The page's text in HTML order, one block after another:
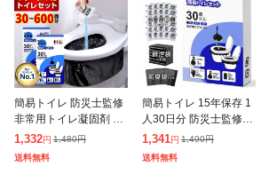
簡易トイレ 防災士監修
非常用トイレ凝固剤 15
年保存 1人30日分 防災
士監修 防災グッズ 除菌
消臭 携帯トイレ 防災グ
1,332円 1,480円
送料無料
簡易トイレ 15年保存 1
人30日分 防災士監修 除
菌 消臭 携帯用トイレ
災害グッズ 携帯トイレ
防災グッズ 非常用トイ
1,341円 1,490円
送料無料